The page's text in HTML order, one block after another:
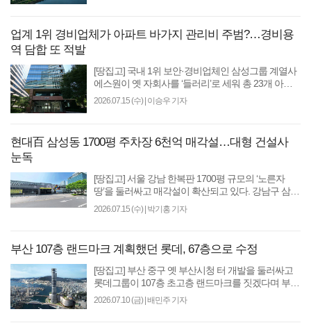
업계 1위 경비업체가 아파트 바가지 관리비 주범?…경비용
역 담합 또 적발
[땅집고] 국내 1위 보안·경비업체인 삼성그룹 계열사
에스원이 옛 자회사를 ‘들러리’로 세워 총 23개 아파
트의 통합경비 용역 입찰에 참여하는 담합행위를 벌
2026.07.15 (수)| 이승우 기자
현대百 삼성동 1700평 주차장 6천억 매각설…대형 건설사
눈독
[땅집고] 서울 강남 한복판 1700평 규모의 ‘노른자
땅’을 둘러싸고 매각설이 확산되고 있다. 강남구 삼성
동 현대백화점 무역센터점 별관 주차장 부지로, 시장
2026.07.15 (수)| 박기홍 기자
부산 107층 랜드마크 계획했던 롯데, 67층으로 수정
[땅집고] 부산 중구 옛 부산시청 터 개발을 둘러싸고
롯데그룹이 107층 초고층 랜드마크를 짓겠다며 부산
원도심 핵심 부지 개발에 나섰지만, 백화점·쇼핑몰 등
2026.07.10 (금)| 배민주 기자